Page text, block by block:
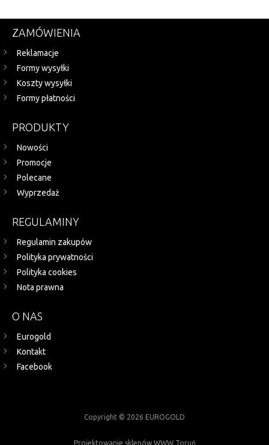
ZAMÓWIENIA
Reklamacje
Formy wysyłki
Koszty wysyłki
Formy płatności
PRODUKTY
Nowości
Promocje
Polecane
Wyprzedaż
REGULAMINY
Regulamin zakupów
Polityka prywatności
Polityka cookies
Nota prawna
O NAS
Eurogold
Kontakt
Facebook
Copyright © 2026 EUROGOLD
Projektowanie sklepów WWW Toruń